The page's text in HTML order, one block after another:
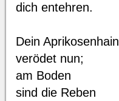
dich entehren.
Dein Aprikosenhain
verödet nun;
am Boden
sind die Reben